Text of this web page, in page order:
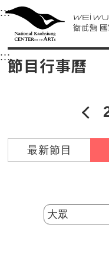
衛武營國家藝
中央內容區塊，為本頁主要
:::選單連結區塊，此
衛武營國家
:::中央內容區塊，為
節目行事曆
最新節目